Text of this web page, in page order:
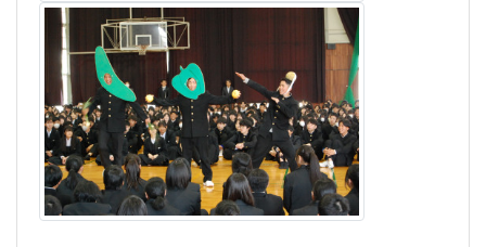
トップページ
校長室
« 1 2 ... 10 »